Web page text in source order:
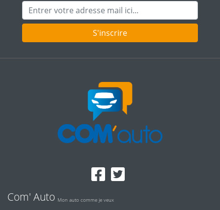
Adresse mail
S'inscrire
Com' Auto Mon auto comme je veux